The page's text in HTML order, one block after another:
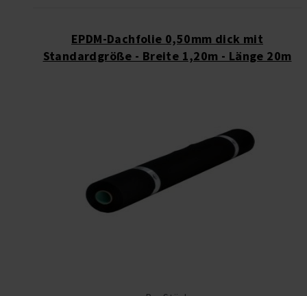
EPDM-Dachfolie 0,50mm dick mit
Standardgröße - Breite 1,20m - Länge 20m